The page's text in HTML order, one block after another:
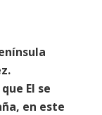
EI se
en este